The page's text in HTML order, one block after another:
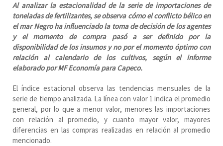
Al analizar la estacionalidad de la serie de importaciones de
toneladas de fertilizantes, se observa cómo el conflicto bélico en
el mar Negro ha influenciado la toma de decisión de los agentes
y el momento de compra pasó a ser definido por la
disponibilidad de los insumos y no por el momento óptimo con
relación al calendario de los cultivos, según el informe
elaborado por MF Economía para Capeco.
El índice estacional observa las tendencias mensuales de la
serie de tiempo analizada. La línea con valor 1 indica el promedio
general, por lo que a menor valor, menores las importaciones
con relación al promedio, y cuanto mayor valor, mayores
diferencias en las compras realizadas en relación al promedio
mencionado.